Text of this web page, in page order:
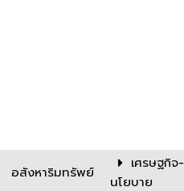
อสังหาริมทรัพย์
เศรษฐกิจ-
นโยบาย